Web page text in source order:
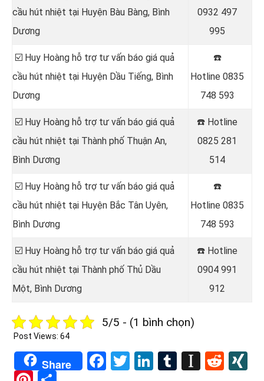
cầu hút nhiệt tại Huyện Bàu Bàng, Bình
Dương
0932 497
995
☑️ Huy Hoàng hỗ trợ tư vấn báo giá quả
cầu hút nhiệt tại Huyện Dầu Tiếng, Bình
Dương
☎️
Hotline 0835
748 593
☑️ Huy Hoàng hỗ trợ tư vấn báo giá quả
cầu hút nhiệt tại Thành phố Thuận An,
Bình Dương
☎️ Hotline
0825 281
514
☑️ Huy Hoàng hỗ trợ tư vấn báo giá quả
cầu hút nhiệt tại Huyện Bắc Tân Uyên,
Bình Dương
☎️
Hotline 0835
748 593
☑️ Huy Hoàng hỗ trợ tư vấn báo giá quả
cầu hút nhiệt tại Thành phố Thủ Dầu
Một, Bình Dương
☎️ Hotline
0904 991
912
5/5 - (1 bình chọn)
Post Views: 64
Share Facebook
TwitterLinkedIn
Tumblr